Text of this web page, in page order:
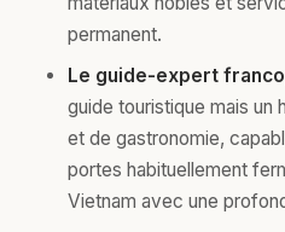
permanent.
Le guide-expert
guide touristique mais un
et de gastronomie,
portes habituellement
Vietnam avec une